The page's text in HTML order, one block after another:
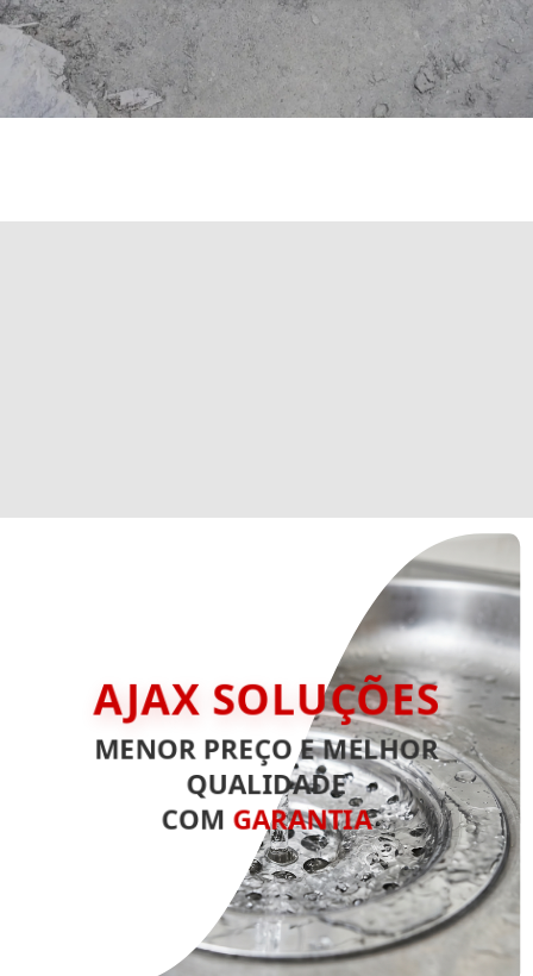
AJAX SOLUÇÕES
MENOR PREÇO E MELHOR
QUALIDADE
COM GARANTIA